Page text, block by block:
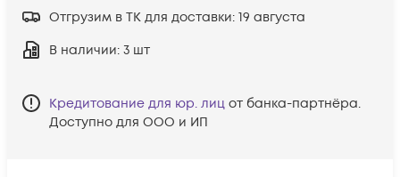
Отгрузим в ТК для доставки: 19 августа
В наличии: 3 шт
Кредитование для юр. лиц от банка-партнёра.
Доступно для ООО и ИП